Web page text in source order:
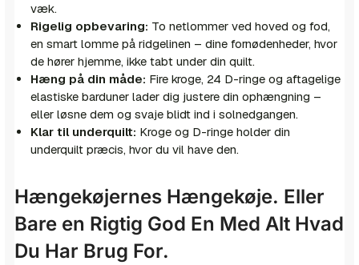
væk.
Rigelig opbevaring: To netlommer ved hoved og fod,
en smart lomme på ridgelinen – dine fornødenheder, hvor
de hører hjemme, ikke tabt under din quilt.
Hæng på din måde: Fire kroge, 24 D-ringe og aftagelige
elastiske barduner lader dig justere din ophængning –
eller løsne dem og svaje blidt ind i solnedgangen.
Klar til underquilt: Kroge og D-ringe holder din
underquilt præcis, hvor du vil have den.
Hængekøjernes Hængekøje. Eller
Bare en Rigtig God En Med Alt Hvad
Du Har Brug For.